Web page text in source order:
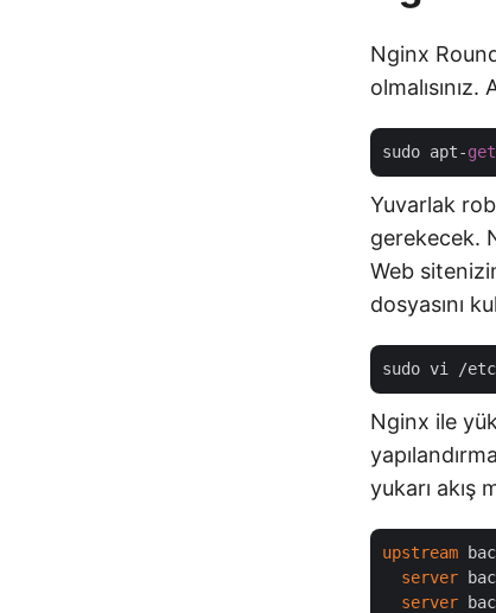
Nginx
sudo apt-get
Yuvarlak
gerekecek.
Web
dosyasını
sudo vi /
Nginx ile
yukarı akış
upstream
server
server